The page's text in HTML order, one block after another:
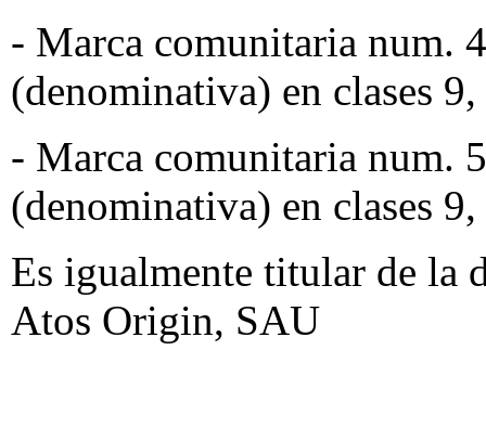
- Marca comunitaria num.
(denominativa) en clases
- Marca comunitaria num.
(denominativa) en clases
Es igualmente titular de la
Atos Origin, SAU